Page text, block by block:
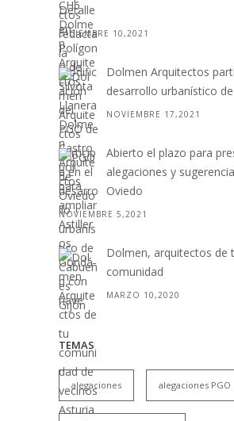
. .
DICIEMBRE 10,2021
Dolmen Arquitectos
desarrollo urbanístico
NOVIEMBRE 17,2021
Abierto el plazo para
alegaciones y
Oviedo
NOVIEMBRE 5,2021
Dolmen, arquitectos de
comunidad
MARZO 10,2020
TEMAS
alegaciones alegaciones PGO